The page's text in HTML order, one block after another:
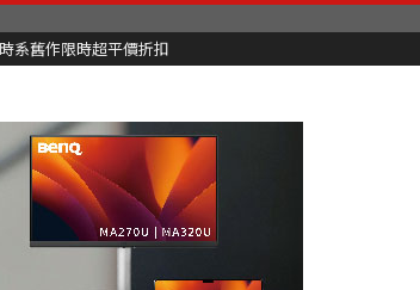
系舊作限時超平價折扣